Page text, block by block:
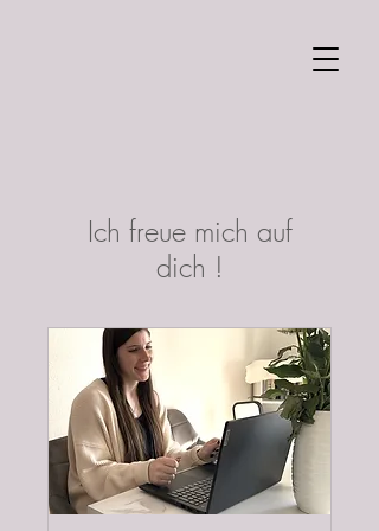
Ich freue mich auf
dich !